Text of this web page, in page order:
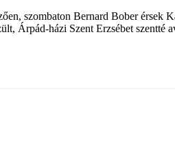
szombaton Bernard Bober érsek
Árpád-házi Szent Erzsébet szentté